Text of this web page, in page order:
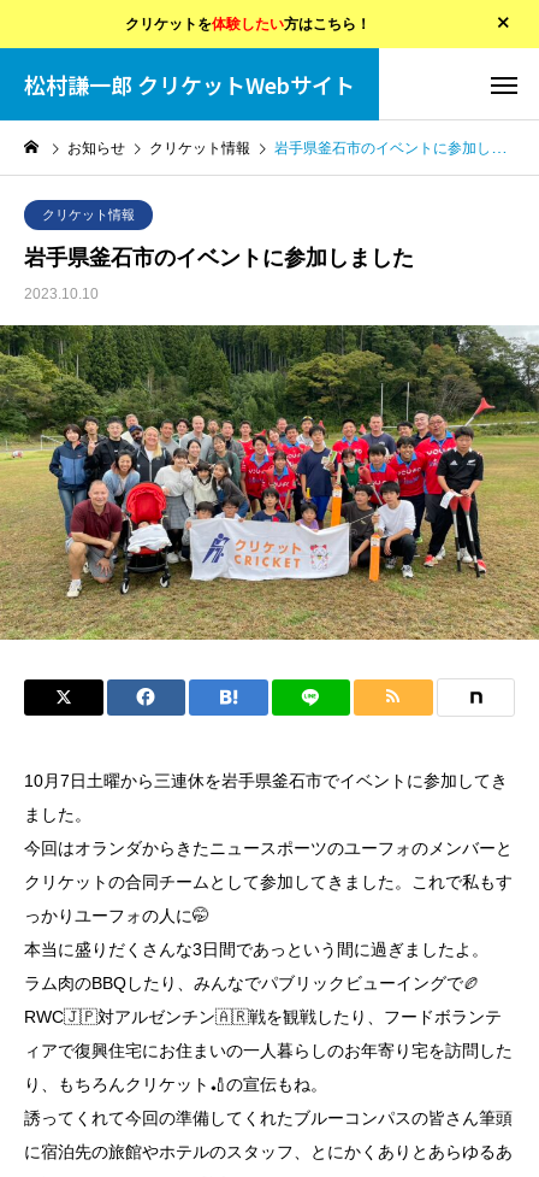
クリケットを体験したい方はこちら！
松村謙一郎 クリケットWebサイト
お知らせ クリケット情報 岩手県釜石市のイベントに参加しました
クリケット情報
岩手県釜石市のイベントに参加しました
2023.10.10
10月7日土曜から三連休を岩手県釜石市でイベントに参加してき
ました。
今回はオランダからきたニュースポーツのユーフォのメンバーと
クリケットの合同チームとして参加してきました。これで私もす
っかりユーフォの人に🤭
本当に盛りだくさんな3日間であっという間に過ぎましたよ。
ラム肉のBBQしたり、みんなでパブリックビューイングで🏉
RWC🇯🇵対アルゼンチン🇦🇷戦を観戦したり、フードボランテ
ィアで復興住宅にお住まいの一人暮らしのお年寄り宅を訪問した
り、もちろんクリケット🏏の宣伝もね。
誘ってくれて今回の準備してくれたブルーコンパスの皆さん筆頭
に宿泊先の旅館やホテルのスタッフ、とにかくありとあらゆるあ